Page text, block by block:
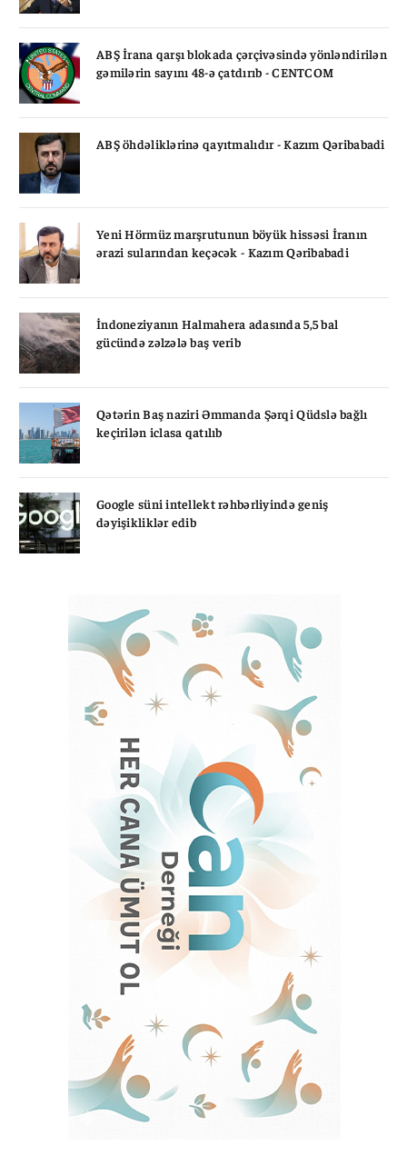
ABŞ İrana qarşı blokada çərçivəsində yönləndirilən
gəmilərin sayını 48-ə çatdırıb - CENTCOM
ABŞ öhdəliklərinə qayıtmalıdır - Kazım Qəribabadi
Yeni Hörmüz marşrutunun böyük hissəsi İranın
ərazi sularından keçəcək - Kazım Qəribabadi
İndoneziyanın Halmahera adasında 5,5 bal
gücündə zəlzələ baş verib
Qətərin Baş naziri Əmmanda Şərqi Qüdslə bağlı
keçirilən iclasa qatılıb
Google süni intellekt rəhbərliyində geniş
dəyişikliklər edib